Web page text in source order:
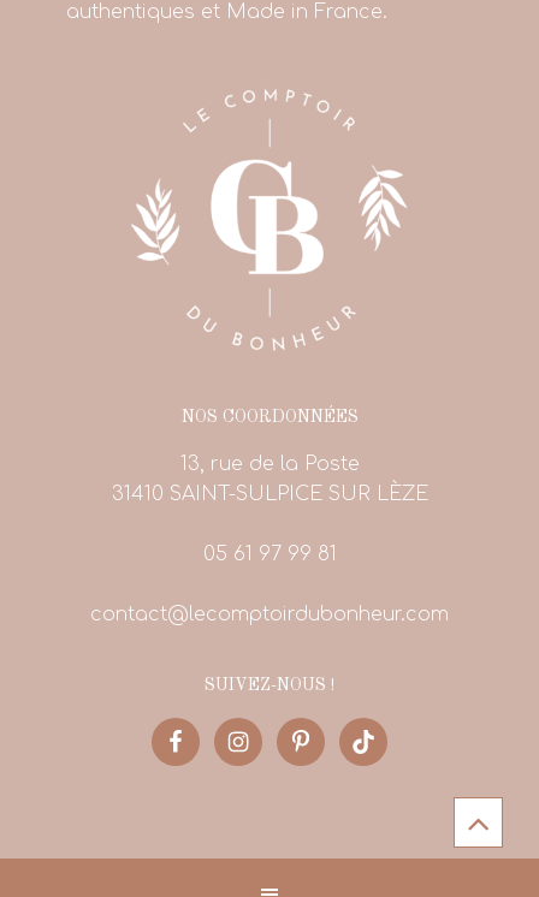
authentiques et Made in France.
NOS COORDONNÉES
13, rue de la Poste
31410 SAINT-SULPICE SUR LÈZE
05 61 97 99 81
contact@lecomptoirdubonheur.com
SUIVEZ-NOUS !